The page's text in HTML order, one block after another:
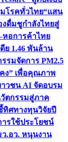
โรคทั่วไทย“แสน
งดื่มชูกำลังไทยสู่
หอการค้าไทย
ย 1.46 พันล้าน
รมจัดการ PM2.5
ง” เพื่อคุณภาพ
าวชน AI จัดอบรม
ตกรรมสู่ภาค
ชี้ทิศทางทุนวิจัยปี
ารใช้ประโยชน์
ว.อว. หนุนงาน